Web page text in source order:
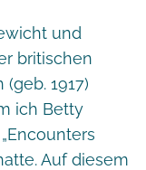
und
britischen
(geb. 1917)
ich Betty
„Encounters
Auf diesem